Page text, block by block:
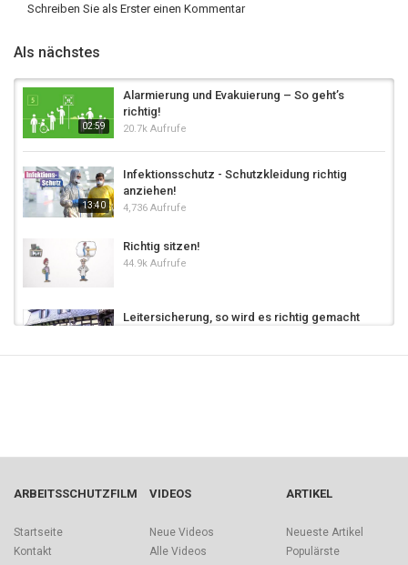
Schreiben Sie als Erster einen Kommentar
Als nächstes
02:59
Alarmierung und Evakuierung – So geht’s
richtig!
20.7k Aufrufe
13:40
Infektionsschutz - Schutzkleidung richtig
anziehen!
4,736 Aufrufe
Richtig sitzen!
44.9k Aufrufe
Leitersicherung, so wird es richtig gemacht
So funktioniert der Gehörschutz richtig
Richtig Gas geben!
463 Aufrufe
ARBEITSSCHUTZFILM
Startseite
Kontakt
VIDEOS
Neue Videos
Alle Videos
ARTIKEL
Neueste Artikel
Populärste